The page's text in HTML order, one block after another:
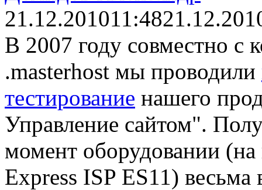
21.12.201011:48
В 2007 году совместно с
.masterhost мы проводили
тестирование нашего
Управление сайтом".
момент оборудовании
Express ISP ES11)